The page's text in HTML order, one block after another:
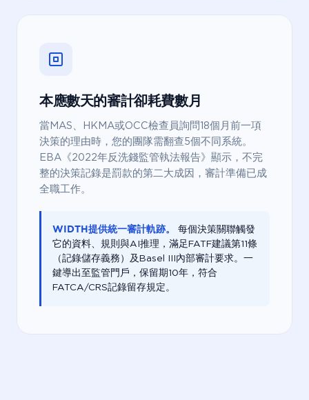
本應數天的審計卻耗費數月
當MAS、HKMA或OCC檢查員詢問18個月前一項
決策的理由時，您的團隊需翻查5個不同系統。
EBA《2022年反洗錢監管執法報告》顯示，不完
整的決策記錄是罰款的第二大成因，審計準備已成
全職工作。
WIDTH提供統一審計軌跡。
每個決策關聯觸發
它的資料、規則與AI推理，滿足FATF建議第11條
（記錄儲存義務）及Basel III內部審計要求。一
鍵導出至監管門戶，保留期10年，符合
FATCA/CRS記錄留存規定。